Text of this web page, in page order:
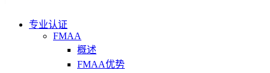
专业认证
FMAA
概述
FMAA优势